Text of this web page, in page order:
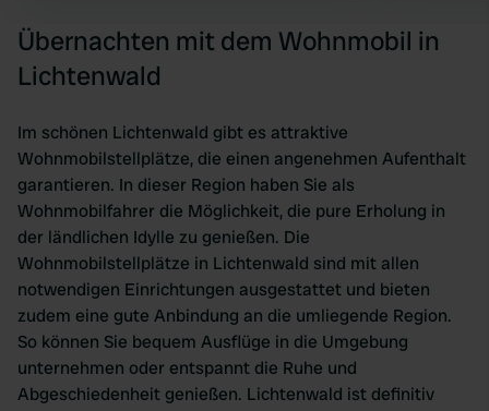
Übernachten mit dem Wohnmobil in
Lichtenwald
Im schönen Lichtenwald gibt es attraktive
Wohnmobilstellplätze, die einen angenehmen Aufenthalt
garantieren. In dieser Region haben Sie als
Wohnmobilfahrer die Möglichkeit, die pure Erholung in
der ländlichen Idylle zu genießen. Die
Wohnmobilstellplätze in Lichtenwald sind mit allen
notwendigen Einrichtungen ausgestattet und bieten
zudem eine gute Anbindung an die umliegende Region.
So können Sie bequem Ausflüge in die Umgebung
unternehmen oder entspannt die Ruhe und
Abgeschiedenheit genießen. Lichtenwald ist definitiv